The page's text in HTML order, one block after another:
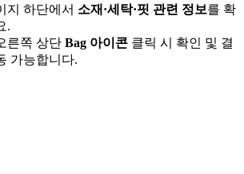
지 하단에서 소재·세탁·핏 관련 정보를 확
.
른쪽 상단 Bag 아이콘 클릭 시 확인 및 결
가능합니다.